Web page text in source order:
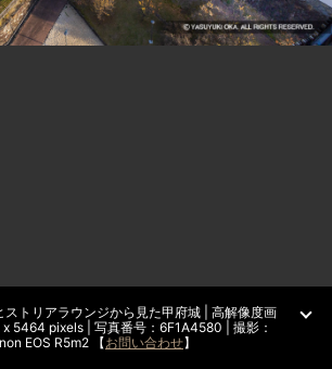
ストリアラウンジから見た甲府城 | 高解像度画
5464 pixels | 写真番号：6F1A4580 | 撮影：
EOS R5m2 【お問い合わせ】